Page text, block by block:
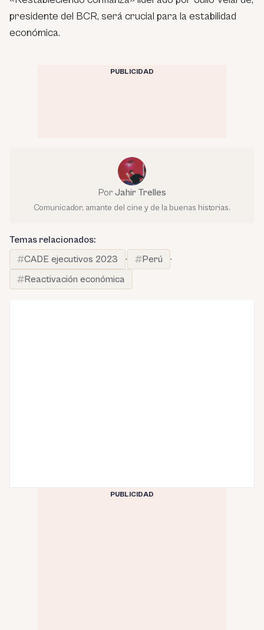
presidente del BCR, será crucial para la estabilidad
económica.
PUBLICIDAD
Por Jahir Trelles
Comunicador, amante del cine y de la buenas historias.
Temas relacionados:
CADE ejecutivos 2023
· Perú
·
Reactivación económica
PUBLICIDAD